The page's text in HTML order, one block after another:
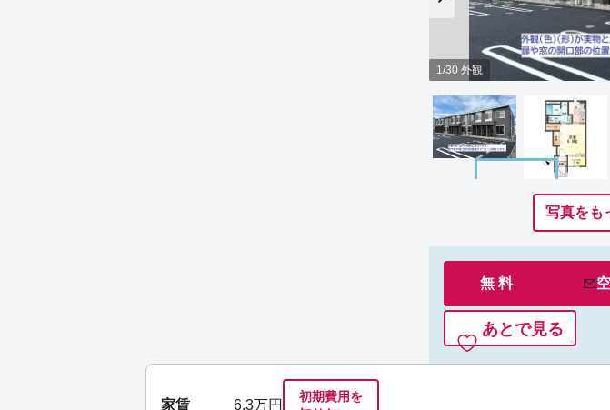
1/30 外観
写真をも
無 料
あとで見る
家賃 6.3万円
初期費用を